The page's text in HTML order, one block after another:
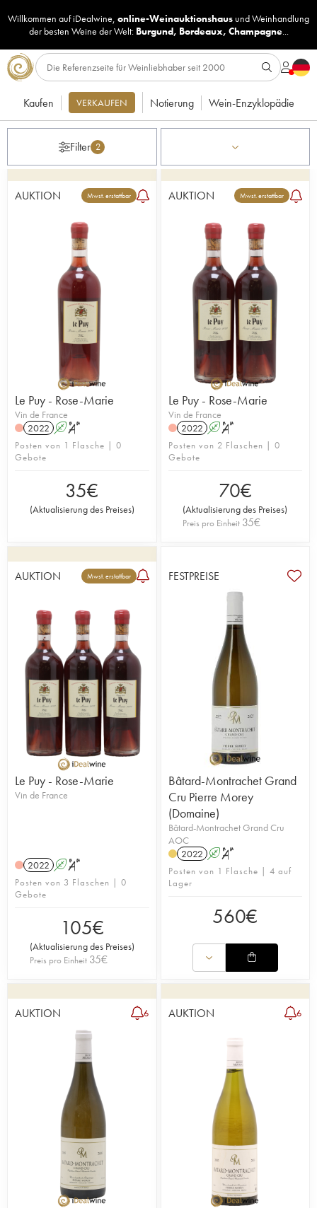
Willkommen auf iDealwine, online-Weinauktionshaus undWeinhandlung
der besten Weine der Welt: Burgund, Bordeaux, Champagne...
Kaufen VERKAUFEN Notierung Wein-Enzyklopädie
Filter 2
AUKTION Mwst. erstattbar
Le Puy - Rose-Marie
Vin de France
2022 A S
Posten von 1 Flasche | 0
Gebote
35€
(Aktualisierung des Preises)
AUKTION Mwst. erstattbar
Le Puy - Rose-Marie
Vin de France
2022 A S
Posten von 2 Flaschen | 0
Gebote
70€
(Aktualisierung des Preises)
Preis pro Einheit 35€
AUKTION Mwst. erstattbar
Le Puy - Rose-Marie
Vin de France
2022 A S
Posten von 3 Flaschen | 0
Gebote
105€
(Aktualisierung des Preises)
Preis pro Einheit 35€
FESTPREISE
Bâtard-Montrachet Grand
Cru Pierre Morey
(Domaine)
Bâtard-Montrachet Grand Cru
AOC
2022 A S
Posten von 1 Flasche | 4 auf
Lager
560€
AUKTION 6 AUKTION 6